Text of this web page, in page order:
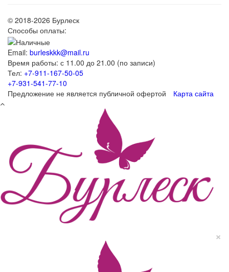
© 2018-2026 Бурлеск
Способы оплаты:
Email: burleskkk@mail.ru
Время работы: с 11.00 до 21.00 (по записи)
Тел: +7-911-167-50-05
+7-931-541-77-10
Предложение не является публичной офертой
Карта сайта
×